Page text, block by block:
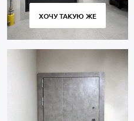
ХОЧУ ТАКУЮ ЖЕ